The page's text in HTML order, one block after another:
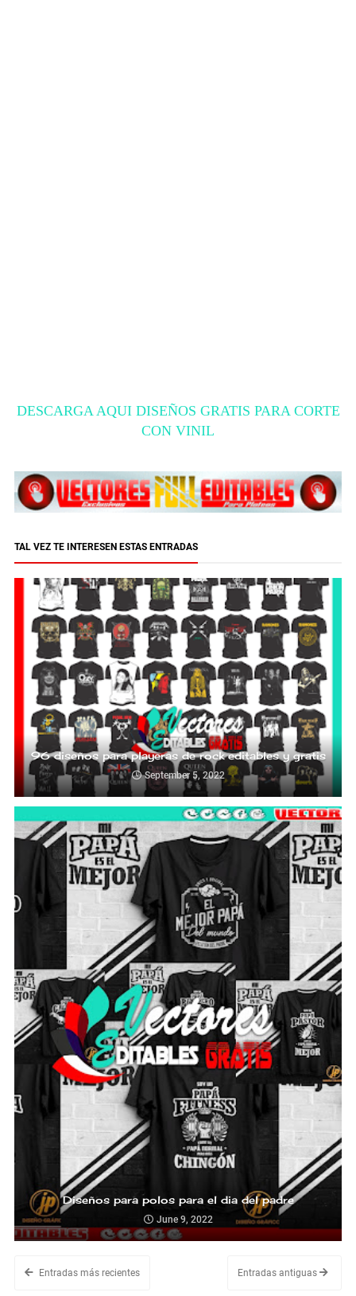
DESCARGA AQUI DISEÑOS GRATIS PARA CORTE
CON VINIL
TAL VEZ TE INTERESEN ESTAS ENTRADAS
96 diseños para playeras de rock editables y gratis
September 5, 2022
Diseños para polos para el dia del padre
June 9, 2022
Entradas más recientes Entradas antiguas